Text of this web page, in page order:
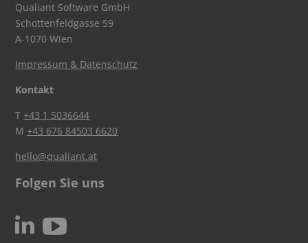
Qualiant Software GmbH
Schottenfeldgasse 59
A-1070 Wien
Impressum & Datenschutz
Kontakt
T+43 1 5036644
M+43 676 84503 6620
hello@qualiant.at
Folgen Sie uns
N c